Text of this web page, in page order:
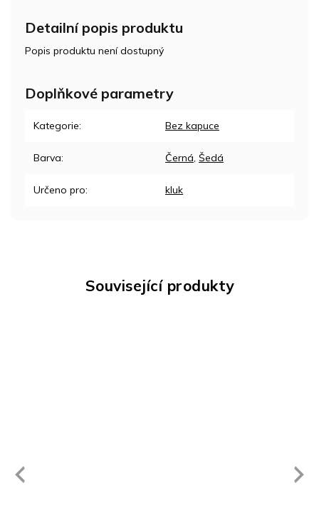
Související produkty
Next
Detailní popis produktu
Popis produktu není dostupný
Doplňkové parametry
Kategorie: Bez kapuce
Barva: Černá Šedá
Určeno pro: kluk